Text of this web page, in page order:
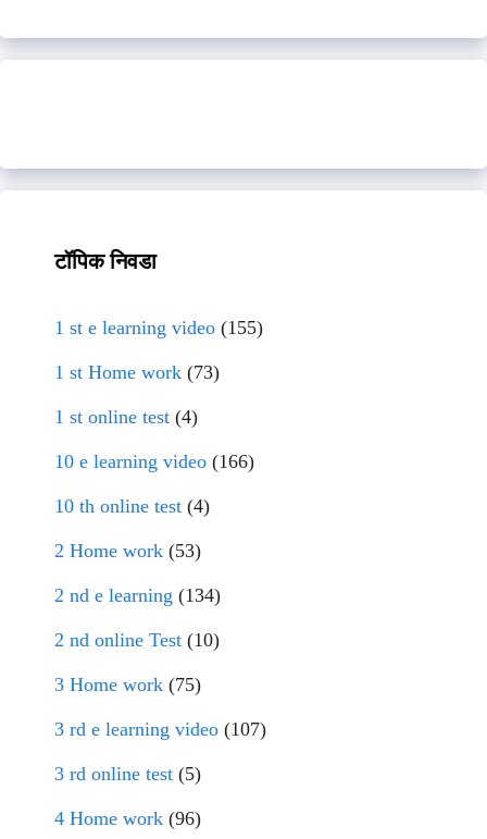
टॉपिक निवडा
1 st e learning video (155)
1 st Home work (73)
1 st online test (4)
10 e learning video (166)
10 th online test (4)
2 Home work (53)
2 nd e learning (134)
2 nd online Test (10)
3 Home work (75)
3 rd e learning video (107)
3 rd online test (5)
4 Home work (96)